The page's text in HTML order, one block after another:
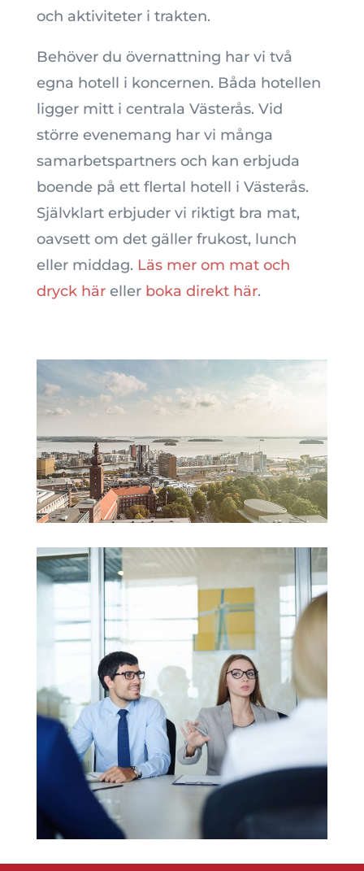
och aktiviteter i trakten.
Behöver du övernattning har vi två
egna hotell i koncernen. Båda hotellen
ligger mitt i centrala Västerås. Vid
större evenemang har vi många
samarbetspartners och kan erbjuda
boende på ett flertal hotell i Västerås.
Självklart erbjuder vi riktigt bra mat,
oavsett om det gäller frukost, lunch
eller middag. Läs mer om mat och
dryck häreller boka direkt här.